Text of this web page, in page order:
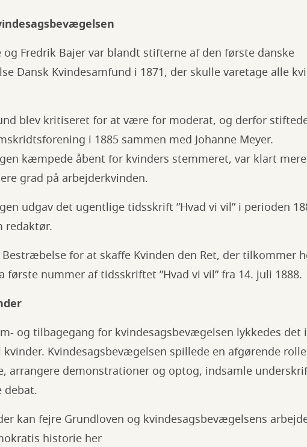
Fredrik Bajer var blandt stifterne af den første danske
Dansk Kvindesamfund i 1871, der skulle varetage alle
blev kritiseret for at være for moderat, og derfor
i 1885 sammen med Johanne Meyer.
kæmpede åbent for kvinders stemmeret, var klart
grad på arbejderkvinden.
udgav det ugentlige tidsskrift ”Hvad vi vil” i perioden
redaktør.
Bestræbelse for at skaffe Kvinden den Ret, der tilkommer
første nummer af tidsskriftet ”Hvad vi vil” fra 14. juli 1888.
og tilbagegang for kvindesagsbevægelsen lykkedes det
Kvindesagsbevægelsen spillede en afgørende
arrangere demonstrationer og optog, indsamle
debat.
kan fejre Grundloven og kvindesagsbevægelsens
historie her